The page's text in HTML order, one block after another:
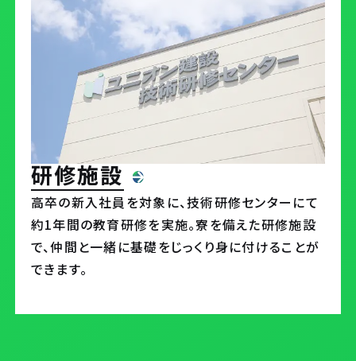
研修施設
高卒の新入社員を対象に、技術研修センターにて
約1年間の教育研修を実施。寮を備えた研修施設
で、仲間と一緒に基礎をじっくり身に付けることが
できます。